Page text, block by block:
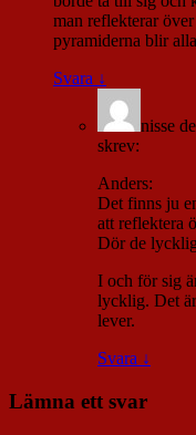
man reflekterar
pyramiderna blir
Svara ↓
nisse
skrev:
Anders:
Det finns ju
att reflektera
Dör de
I och för sig
lycklig. Det
lever.
Svara ↓
Lämna ett svar